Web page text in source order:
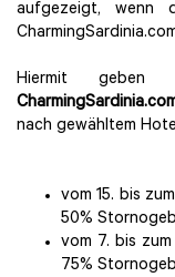
aufgezeigt, wenn
Hiermit geben
nach gewähltem
vom 15. bis
50%
vom 7. bis
75%